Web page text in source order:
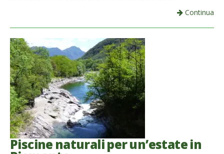
Continua
Piscine naturali per un’estate in